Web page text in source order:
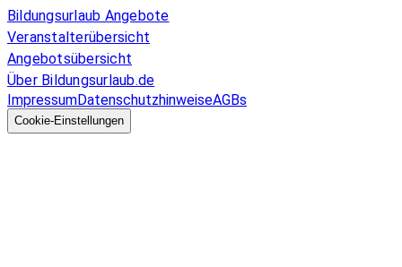
Bildungsurlaub Angebote
Veranstalterübersicht
Angebotsübersicht
Über Bildungsurlaub.de
ImpressumDatenschutzhinweiseAGBs
Cookie-Einstellungen